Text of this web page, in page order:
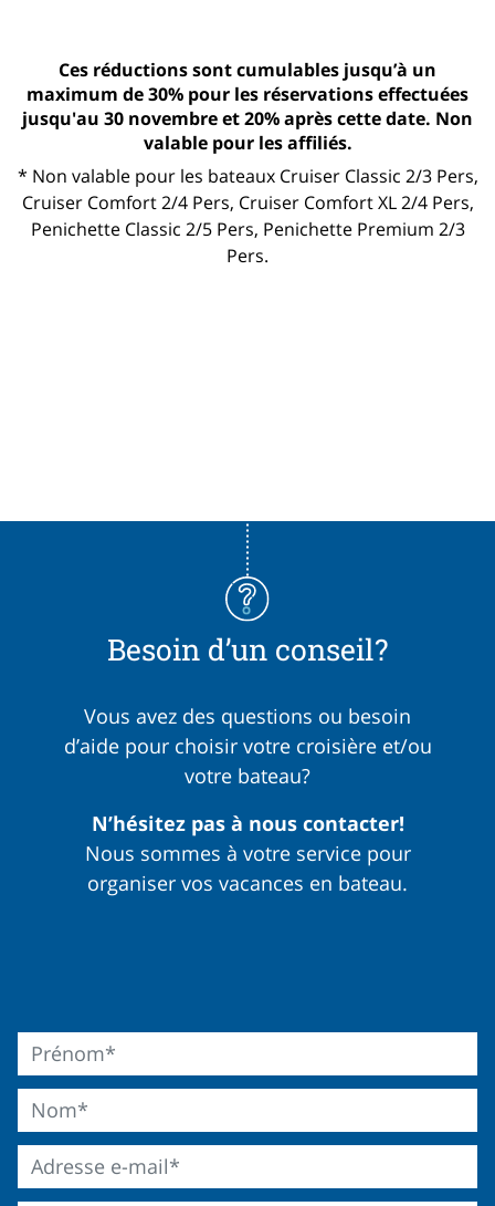
Ces réductions sont cumulables jusqu’à un
maximum de 30% pour les réservations effectuées
jusqu'au 30 novembre et 20% après cette date. Non
valable pour les affiliés.
* Non valable pour les bateaux Cruiser Classic 2/3 Pers,
Cruiser Comfort 2/4 Pers, Cruiser Comfort XL 2/4 Pers,
Penichette Classic 2/5 Pers, Penichette Premium 2/3
Pers.
Besoin d’un conseil?
Vous avez des questions ou besoin
d’aide pour choisir votre croisière et/ou
votre bateau?
N’hésitez pas à nous contacter!
Nous sommes à votre service pour
organiser vos vacances en bateau.